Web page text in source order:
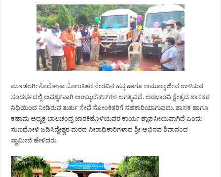
ಮೂಡಲಗಿ: ಕೊರೋನಾ ಸೋಂಕಿತರ ನೇರವಿನ ಹಸ್ತ ಹಾಗೂ ಅಮೂಲ್ಯ ಜೀವ ಉಳಿಸುವ
ಸಂದರ್ಭದಲ್ಲಿ ಅವಶ್ಯಕವಾಗಿ ಅಂಬ್ಯುಲೆನ್ಸ್‍ಗಳ ಅಗತ್ಯವಿದೆ. ಅರಭಾಂವಿ ಕ್ಷೇತ್ರದ ಶಾಸಕರ
ನಿಧಿಯಿಂದ ನೀಡಿರುವ ತುರ್ತು ಸೇವೆ ಸೋಂಕಿತರಿಗೆ ಸಹಕಾರಿಯಾಗುವದು. ಶಾಸಕ ಹಾಗೂ
ಕಹಾಮ ಅಧ್ಯಕ್ಷ ಬಾಲಚಂದ್ರ ಜಾರಕಿಹೊಳಿಯವರ ಕಾರ್ಯ ಶ್ಲಾಘನೀಯವಾಗಿದೆ ಎಂದು
ಸುಣಧೋಳಿ ಜಡಿಸಿದ್ಧೇಶ್ವರ ಮಠದ ಪೀಠಾಧಿಕಾರಿಗಳಾದ ಶ್ರೀ ಅಭಿನವ ಶಿವಾನಂದ
ಸ್ವಾಮೀಜಿ ಹೇಳಿದರು.